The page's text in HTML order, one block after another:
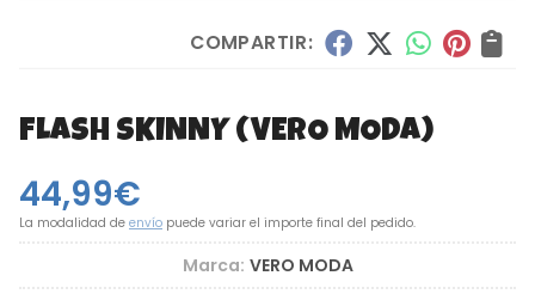
COMPARTIR:
FLASH SKINNY (VERO MODA)
44,99€
La modalidad de envío puede variar el importe final del pedido.
Marca: VERO MODA